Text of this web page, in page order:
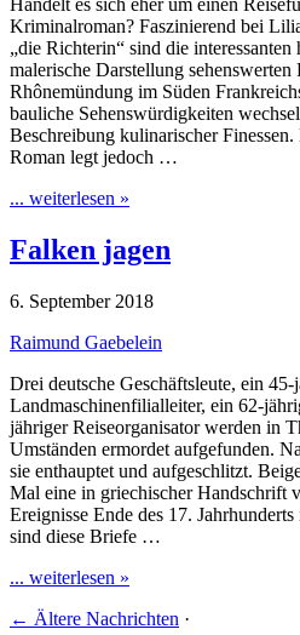
Handelt es sich eher um einen
Kriminalroman? Faszinierend bei
„die Richterin“ sind die
malerische Darstellung
Rhônemündung im Süden
bauliche Sehenswürdigkeiten
Beschreibung kulinarischer
Roman legt jedoch …
... weiterlesen »
Falken jagen
6. September 2018
Raimund Gaebelein
Drei deutsche Geschäftsleute, ein 45-
Landmaschinenfilialleiter, ein 62-
jähriger Reiseorganisator werden in
Umständen ermordet aufgefunden.
sie enthauptet und aufgeschlitzt.
Mal eine in griechischer Handschrift
Ereignisse Ende des 17.
sind diese Briefe …
... weiterlesen »
← Ältere Nachrichten ·